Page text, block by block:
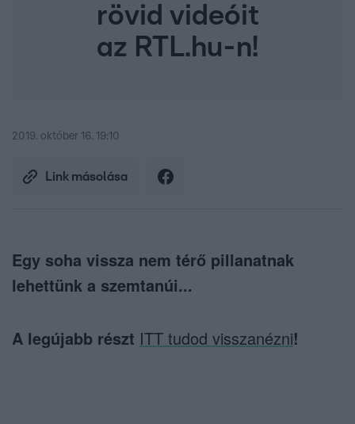
rövid videóit
az RTL.hu-n!
2019. október 16. 19:10
Link másolása
Egy soha vissza nem térő pillanatnak
lehettünk a szemtanúi...
A legújabb részt ITT tudod visszanézni!